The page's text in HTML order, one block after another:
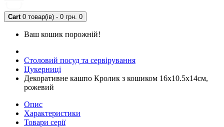
Cart 0 товар(ів) - 0 грн. 0
Ваш кошик порожній!
Столовий посуд та сервірування
Цукерниці
Декоративне кашпо Кролик з кошиком 16х10.5х14см,
рожевий
Опис
Характеристики
Товари серії